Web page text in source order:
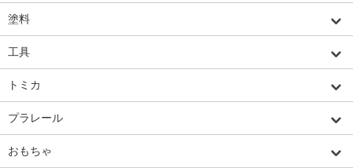
塗料
工具
トミカ
プラレール
おもちゃ